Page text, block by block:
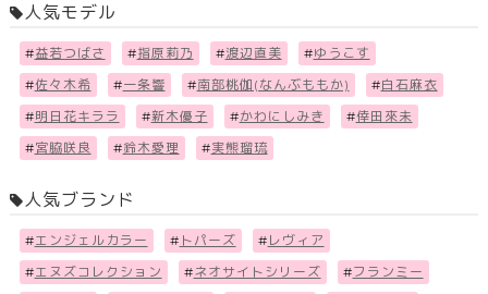
人気モデル
#益若つばさ #指原莉乃 #渡辺直美 #ゆうこす
#佐々木希 #一条響 #南部桃伽(なんぶももか) #白石麻衣
#明日花キララ #新木優子 #かわにしみき #倖田來未
#宮脇咲良 #鈴木愛理 #実熊瑠琉
人気ブランド
#エンジェルカラー # トパーズ # レヴィア
#エヌズコレクション #ネオサイトシリーズ #フランミー